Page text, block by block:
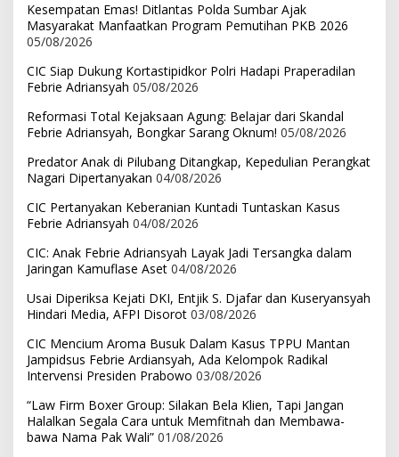
Kesempatan Emas! Ditlantas Polda Sumbar Ajak
Masyarakat Manfaatkan Program Pemutihan PKB 2026
05/08/2026
CIC Siap Dukung Kortastipidkor Polri Hadapi Praperadilan
Febrie Adriansyah 05/08/2026
Reformasi Total Kejaksaan Agung: Belajar dari Skandal
Febrie Adriansyah, Bongkar Sarang Oknum! 05/08/2026
Predator Anak di Pilubang Ditangkap, Kepedulian Perangkat
Nagari Dipertanyakan 04/08/2026
CIC Pertanyakan Keberanian Kuntadi Tuntaskan Kasus
Febrie Adriansyah 04/08/2026
CIC: Anak Febrie Adriansyah Layak Jadi Tersangka dalam
Jaringan Kamuflase Aset 04/08/2026
Usai Diperiksa Kejati DKI, Entjik S. Djafar dan Kuseryansyah
Hindari Media, AFPI Disorot 03/08/2026
CIC Mencium Aroma Busuk Dalam Kasus TPPU Mantan
Jampidsus Febrie Ardiansyah, Ada Kelompok Radikal
Intervensi Presiden Prabowo 03/08/2026
“Law Firm Boxer Group: Silakan Bela Klien, Tapi Jangan
Halalkan Segala Cara untuk Memfitnah dan Membawa-
bawa Nama Pak Wali” 01/08/2026